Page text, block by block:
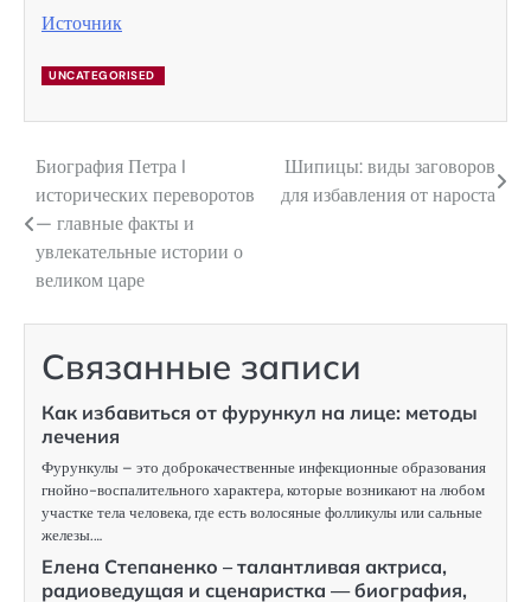
Источник
UNCATEGORISED
Навигация
по
записям
Биография Петра I
исторических переворотов
— главные факты и
увлекательные истории о
великом царе
Шипицы: виды заговоров
для избавления от нароста
Связанные записи
Как избавиться от фурункул на лице: методы
лечения
Фурункулы – это доброкачественные инфекционные образования
гнойно-воспалительного характера, которые возникают на любом
участке тела человека, где есть волосяные фолликулы или сальные
железы.…
Елена Степаненко – талантливая актриса,
радиоведущая и сценаристка — биография,